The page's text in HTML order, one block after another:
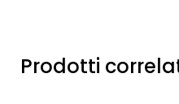
Prodotti